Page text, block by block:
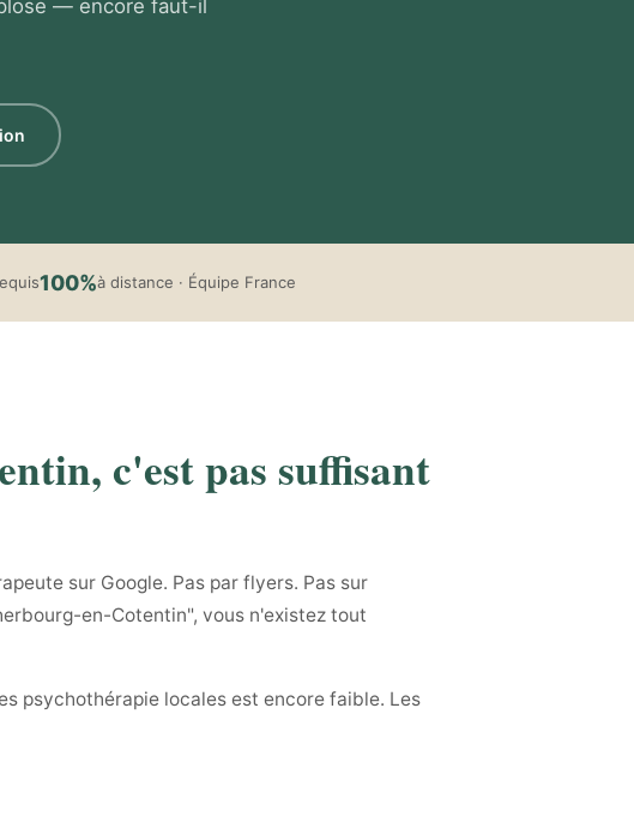
— encore faut-il
100%à distance · Équipe France
c'est pas suffisant
sur Google. Pas par flyers. Pas sur
en-Cotentin", vous n'existez tout
psychothérapie locales est encore faible. Les